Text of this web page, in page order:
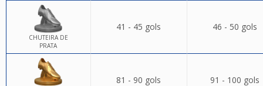
CHUTEIRA DE
PRATA
41 - 45 gols 46 - 50 gols
81 - 90 gols 91 - 100 gols